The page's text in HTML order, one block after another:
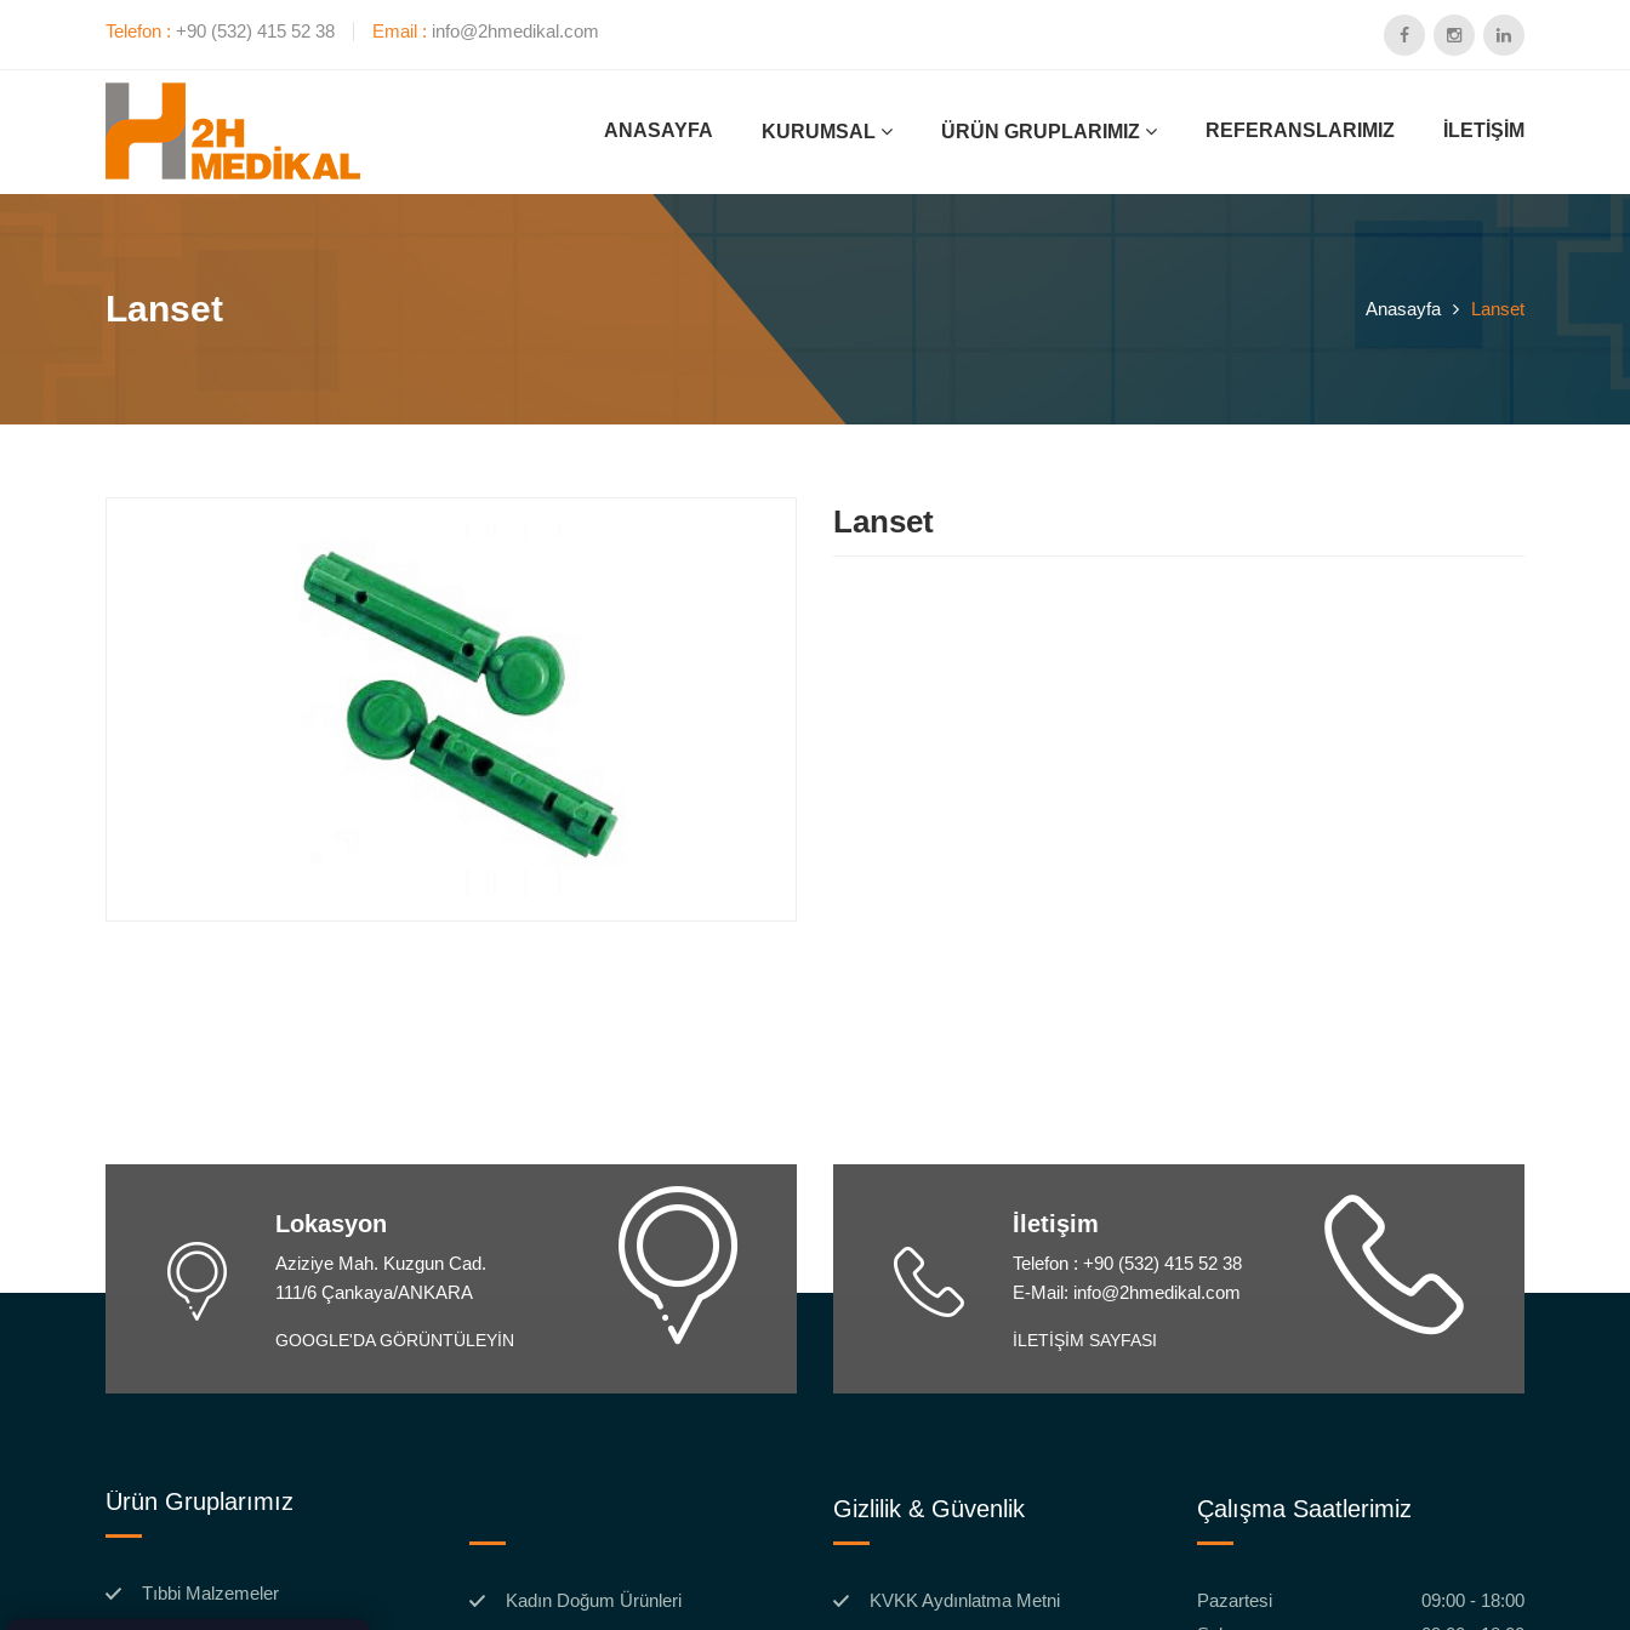
Telefon : +90 (532) 415 52 38 Email : info@2hmedikal.com
ANASAYFA KURUMSAL ÜRÜN GRUPLARIMIZ REFERANSLARIMIZ İLETİŞİM
Lanset Anasayfa Lanset
Lanset
Lokasyon
Aziziye Mah. Kuzgun Cad.
111/6 Çankaya/ANKARA
GOOGLE'DA GÖRÜNTÜLEYİN
İletişim
Telefon : +90 (532) 415 52 38
E-Mail: info@2hmedikal.com
İLETİŞİM SAYFASI
Ürün Gruplarımız
Tıbbi Malzemeler Kadın Doğum Ürünleri
Gizlilik & Güvenlik
KVKK Aydınlatma Metni
Çalışma Saatlerimiz
Pazartesi
09:00 - 18:00